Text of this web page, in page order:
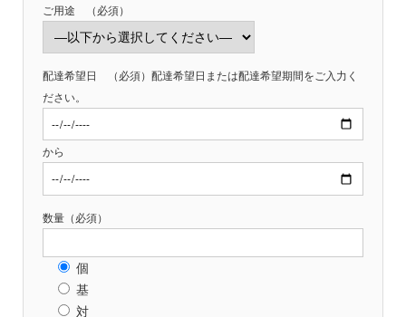
ご用途 （必須）
配達希望日 （必須）配達希望日または配達希望期間をご入力く
ださい。
から
数量（必須）
個
基
対